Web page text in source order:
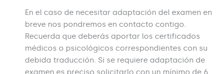
En el caso de necesitar adaptación del examen en
breve nos pondremos en contacto contigo.
Recuerda que deberás aportar los certificados
médicos o psicológicos correspondientes con su
debida traducción. Si se requiere adaptación de
examen es preciso solicitarlo con un mínimo de 6